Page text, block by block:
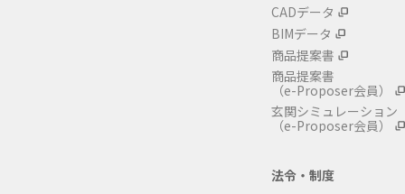
CADデータ
BIMデータ
商品提案書
商品提案書
（e-Proposer会員）
玄関シミュレーション
（e-Proposer会員）
法令・制度